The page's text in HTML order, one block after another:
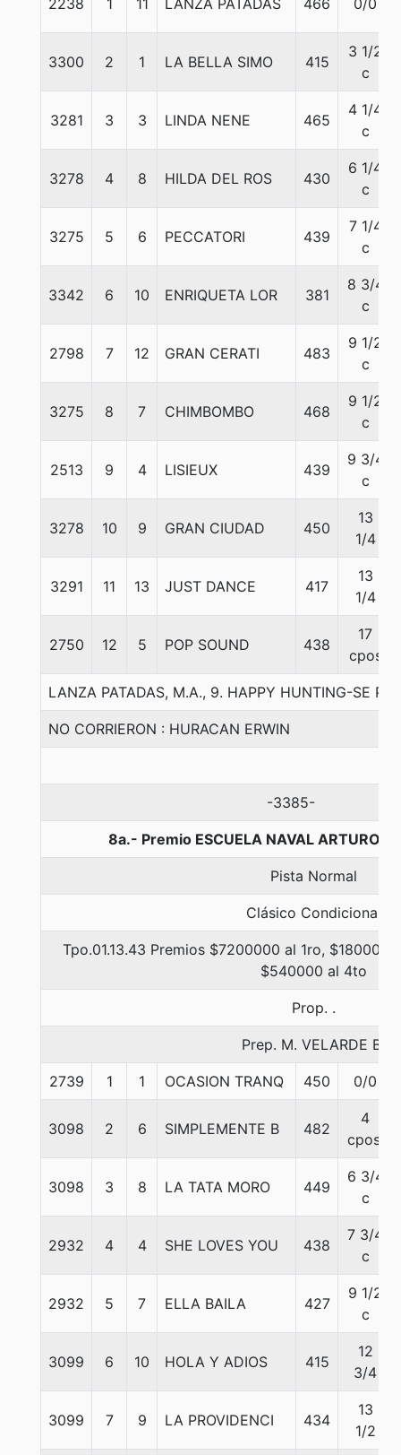
2238 1 11 LANZA PATADAS 466 0/0
3300 2 1 LA BELLA SIMO 415
3 1/2
c
3281 3 3 LINDA NENE 465
4 1/4
c
3278 4 8 HILDA DEL ROS 430
6 1/4
c
3275 5 6 PECCATORI 439
7 1/4
c
3342 6 10 ENRIQUETA LOR 381
8 3/4
c
2798 7 12 GRAN CERATI 483
9 1/2
c
3275 8 7 CHIMBOMBO 468
9 1/2
c
2513 9 4 LISIEUX 439
9 3/4
c
3278 10 9 GRAN CIUDAD 450
13
1/4
3291 11 13 JUST DANCE 417
13
1/4
2750 12 5 POP SOUND 438
17
cpos
LANZA PATADAS, M.A., 9. HAPPY HUNTING-SE
NO CORRIERON : HURACAN ERWIN
-3385-
8a.- Premio ESCUELA NAVAL ARTURO
Pista Normal
Clásico Condicional
Tpo.01.13.43 Premios $7200000 al 1ro,
$540000 al 4to
Prop. .
Prep. M. VELARDE B.
2739 1 1 OCASION TRANQ 450 0/0
3098 2 6 SIMPLEMENTE B 482
4
cpos.
3098 3 8 LA TATA MORO 449
6 3/4
c
2932 4 4 SHE LOVES YOU 438
7 3/4
c
2932 5 7 ELLA BAILA 427
9 1/2
c
3099 6 10 HOLA Y ADIOS 415
12
3/4
3099 7 9 LA PROVIDENCI 434
13
1/2